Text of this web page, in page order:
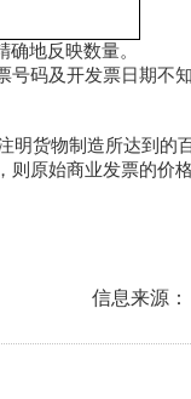
地反映数量。
号码及开发票日期不
明货物制造所达到的
则原始商业发票的价
信息来源